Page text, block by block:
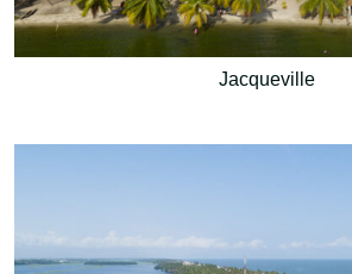
Jacqueville